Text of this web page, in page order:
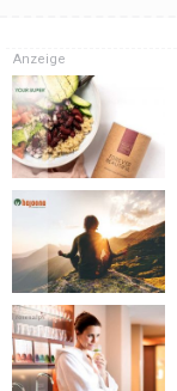
Anzeige